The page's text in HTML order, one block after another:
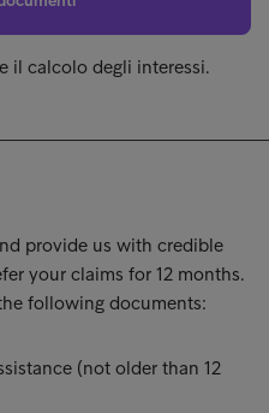
il calcolo degli interessi.
provide us with credible
your claims for 12 months.
following documents:
(not older than 12